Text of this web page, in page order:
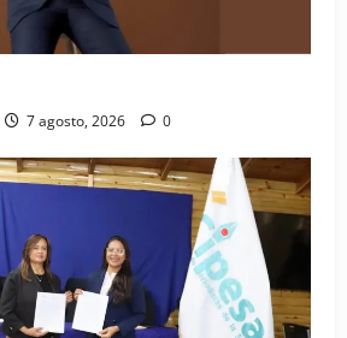
7 agosto, 2026 0